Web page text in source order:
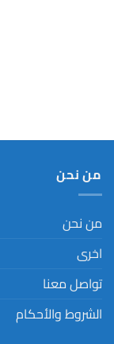
من نحن
من نحن
اخرى
تواصل معنا
الشروط والأحكام